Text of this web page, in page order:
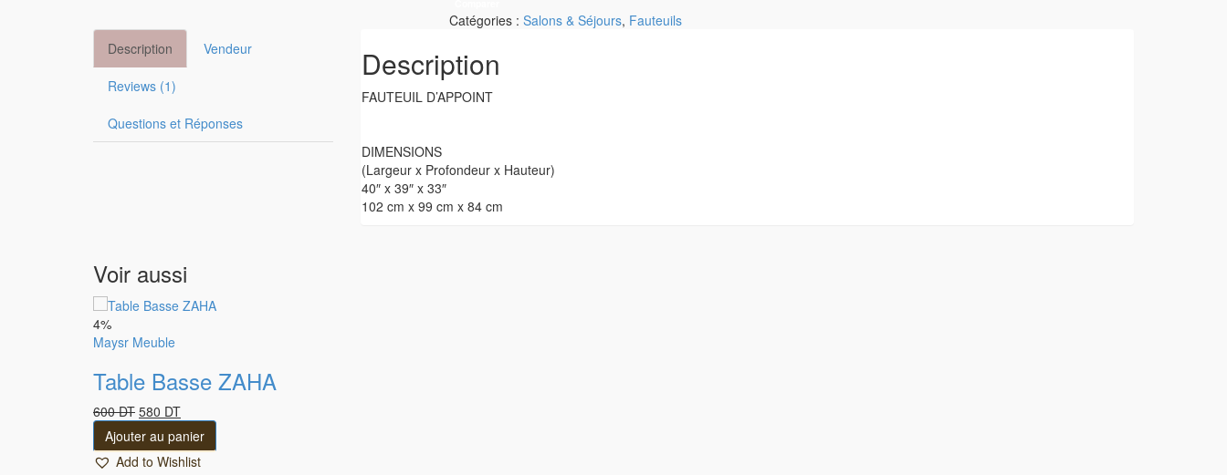
Catégories : Salons & Séjours, Fauteuils
Description Vendeur
Reviews (1)
Questions et Réponses
Description
FAUTEUIL D’APPOINT
DIMENSIONS
(Largeur x Profondeur x Hauteur)
40″ x 39″ x 33″
102 cm x 99 cm x 84 cm
Voir aussi
4%
Maysr Meuble
Table Basse ZAHA
600DT Le
initial
était :
580 DTLe
prix
actuel
est :
Ajouter au panier
Add to Wishlist